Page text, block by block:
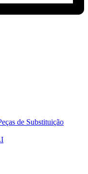
de Substituição